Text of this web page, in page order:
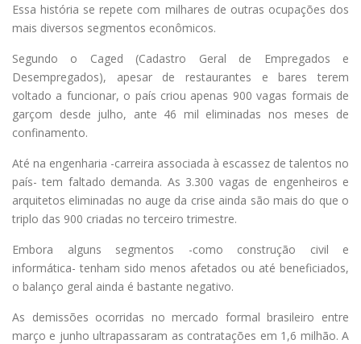
Essa história se repete com milhares de outras ocupações dos
mais diversos segmentos econômicos.
Segundo o Caged (Cadastro Geral de Empregados e
Desempregados), apesar de restaurantes e bares terem
voltado a funcionar, o país criou apenas 900 vagas formais de
garçom desde julho, ante 46 mil eliminadas nos meses de
confinamento.
Até na engenharia -carreira associada à escassez de talentos no
país- tem faltado demanda. As 3.300 vagas de engenheiros e
arquitetos eliminadas no auge da crise ainda são mais do que o
triplo das 900 criadas no terceiro trimestre.
Embora alguns segmentos -como construção civil e
informática- tenham sido menos afetados ou até beneficiados,
o balanço geral ainda é bastante negativo.
As demissões ocorridas no mercado formal brasileiro entre
março e junho ultrapassaram as contratações em 1,6 milhão. A